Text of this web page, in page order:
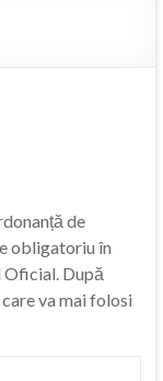
de
obligatoriu în
După
va mai folosi